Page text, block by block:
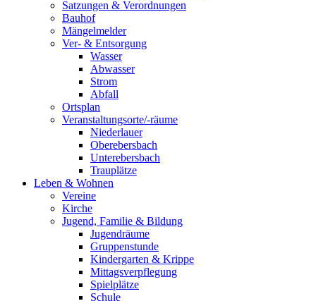
Satzungen & Verordnungen
Bauhof
Mängelmelder
Ver- & Entsorgung
Wasser
Abwasser
Strom
Abfall
Ortsplan
Veranstaltungsorte/-räume
Niederlauer
Oberebersbach
Unterebersbach
Trauplätze
Leben & Wohnen
Vereine
Kirche
Jugend, Familie & Bildung
Jugendräume
Gruppenstunde
Kindergarten & Krippe
Mittagsverpflegung
Spielplätze
Schule